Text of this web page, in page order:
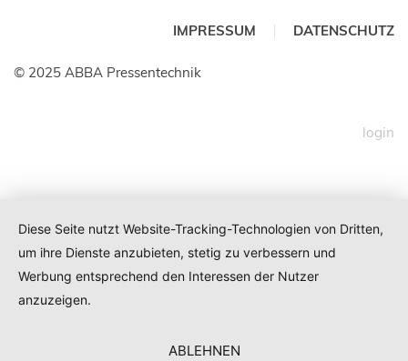
IMPRESSUM DATENSCHUTZ
© 2025 ABBA Pressentechnik
login
Diese Seite nutzt Website-Tracking-Technologien von Dritten,
um ihre Dienste anzubieten, stetig zu verbessern und
Werbung entsprechend den Interessen der Nutzer
anzuzeigen.
ABLEHNEN